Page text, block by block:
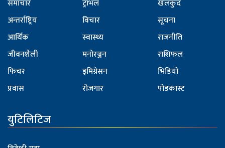
समाचार
अन्तर्राष्ट्रिय
आर्थिक
जीवनशैली
फिचर
प्रवास
ट्राभल
विचार
स्वास्थ्य
मनोरञ्जन
इमिग्रेसन
रोजगार
खेलकुद
सूचना
राजनीति
राशिफल
भिडियो
पोडकास्ट
युटिलिटिज